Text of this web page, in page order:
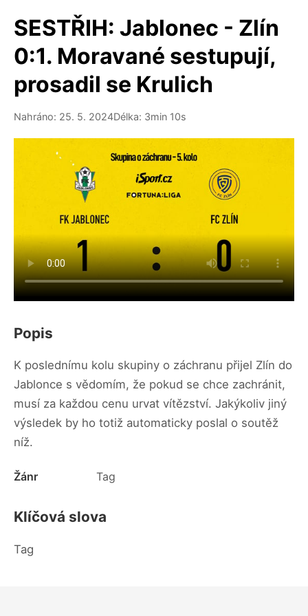
SESTŘIH: Jablonec - Zlín
0:1. Moravané sestupují,
prosadil se Krulich
Nahráno: 25. 5. 2024Délka: 3min 10s
Popis
K poslednímu kolu skupiny o záchranu přijel Zlín do
Jablonce s vědomím, že pokud se chce zachránit,
musí za každou cenu urvat vítězství. Jakýkoliv jiný
výsledek by ho totiž automaticky poslal o soutěž
níž.
Žánr Tag
Klíčová slova
Tag